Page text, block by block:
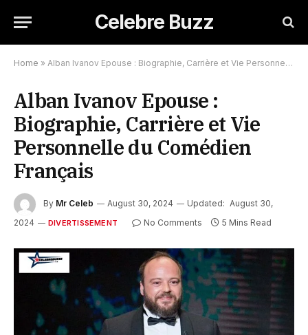
Celebre Buzz
Home » Alban Ivanov Epouse : Biographie, Carrière et Vie Personnelle du Comédien Français
Alban Ivanov Epouse :
Biographie, Carrière et Vie
Personnelle du Comédien
Français
By Mr Celeb August 30, 2024 Updated: August 30,
2024
DIVERTISSEMENT No Comments 5 Mins Read